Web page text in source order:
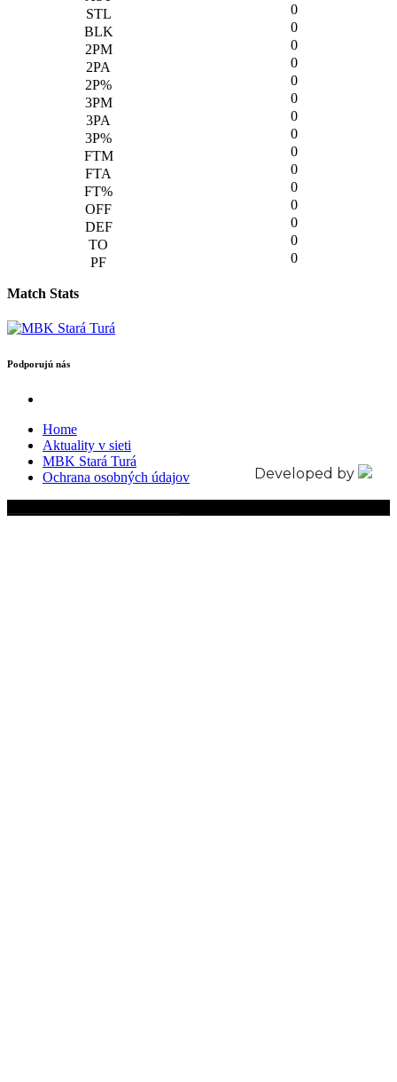
0
0
0
0
0
0
0
0
0
0
0
0
0
0
0
Match Stats
Podporujú nás
Home
Aktuality v sieti
MBK Stará Turá
Ochrana osobných údajov
Developed by